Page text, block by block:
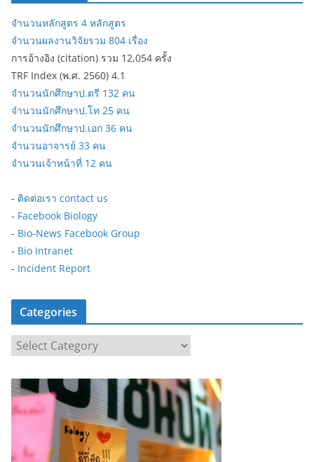
จำนวนหลักสูตร 4 หลักสูตร
จำนวนผลงานวิจัยรวม 804 เรื่อง
การอ้างอิง (citation) รวม 12,054 ครั้ง
TRF Index (พ.ศ. 2560) 4.1
จำนวนนักศึกษาป.ตรี 132 คน
จำนวนนักศึกษาป.โท 25 คน
จำนวนนักศึกษาป.เอก 36 คน
จำนวนอาจารย์ 33 คน
จำนวนเจ้าหน้าที่ 12 คน
- ติดต่อเรา contact us
- Facebook Biology
- Bio-News Facebook Group
- Bio Intranet
- Incident Report
Categories
t
e
g